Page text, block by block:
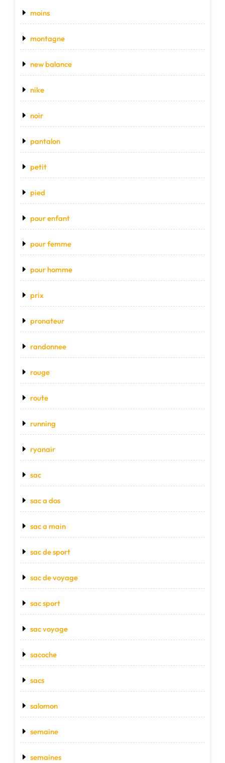
moins
montagne
new balance
nike
noir
pantalon
petit
pied
pour enfant
pour femme
pour homme
prix
pronateur
randonnee
rouge
route
running
ryanair
sac
sac a dos
sac a main
sac de sport
sac de voyage
sac sport
sac voyage
sacoche
sacs
salomon
semaine
semaines